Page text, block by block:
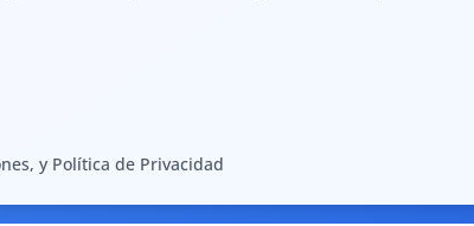
y Política de Privacidad